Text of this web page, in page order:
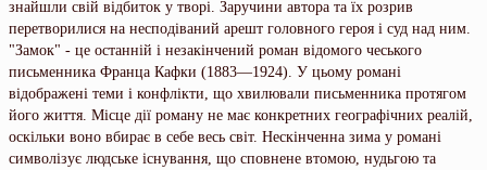
знайшли свій відбиток у творі. Заручини автора та їх розрив
перетворилися на несподіваний арешт головного героя і суд над ним.
"Замок" - це останній і незакінчений роман відомого чеського
письменника Франца Кафки (1883—1924). У цьому романі
відображені теми і конфлікти, що хвилювали письменника протягом
його життя. Місце дії роману не має конкретних географічних реалій,
оскільки воно вбирає в себе весь світ. Нескінченна зима у романі
символізує людське існування, що сповнене втомою, нудьгою та